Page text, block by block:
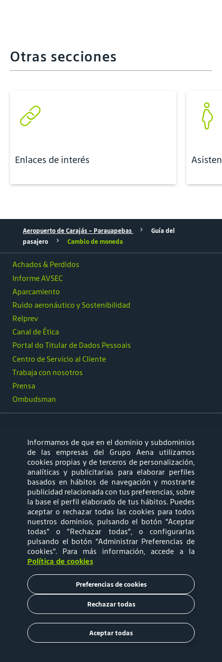
Otras secciones
Enlaces de interés
Aeropuerto de Carajás – Parauapebas
Guía del
pasajero
Cambio de moneda
Ombudsman
Achados & Perdidos
Informe AVSEC
Aparcamiento
Ruido aeronáutico y Sostenibilidad
Relprev
Canal de Ética
Portal do Titular de Dados Pessoais
Centro de Servicio al Cliente
Trabaja con nosotros
Prensa
síguenos
Mapa web
Política de privacidad
Política de Cookies
Términos y
Tarifas
Copyright © 2020 Aena Brasil
Informamos de que en el dominio y subdominios
de las empresas del Grupo Aena utilizamos
cookies propias y de terceros de personalización,
analíticas y publicitarias para elaborar perfiles
basados en hábitos de navegación y mostrarte
publicidad relacionada con tus preferencias, sobre
la base el perfil elaborado de tus hábitos. Puedes
aceptar o rechazar todas las cookies para todos
nuestros dominios, pulsando el botón “Aceptar
todas” o “Rechazar todas”, o configurarlas
pulsando el botón “Administrar Preferencias de
cookies". Para más información, accede a la
Política de cookies
Preferencias de cookies
Rechazar todas
Aceptar todas